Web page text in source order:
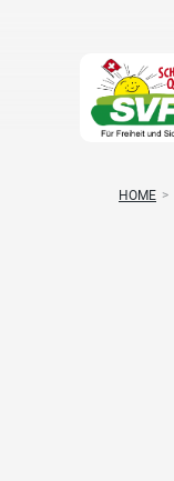
HOME >